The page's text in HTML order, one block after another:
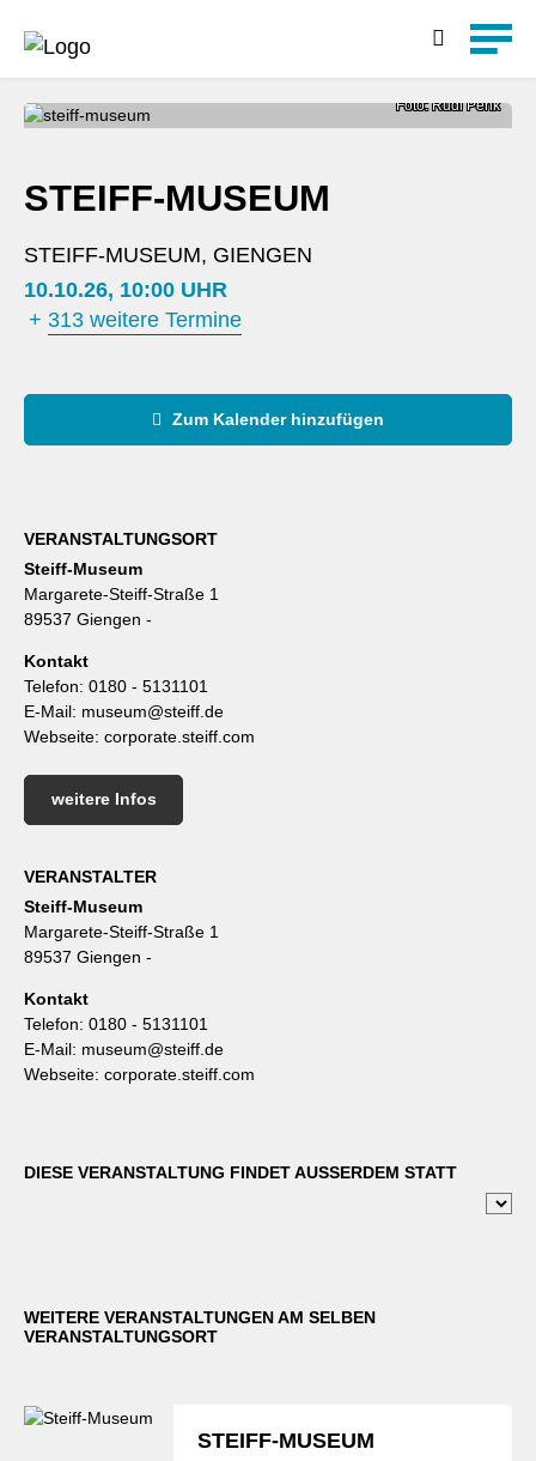
Foto: Rudi Penk
STEIFF-MUSEUM
STEIFF-MUSEUM, GIENGEN
10.10.26, 10:00 UHR
+ 313 weitere Termine
Zum Kalender hinzufügen
VERANSTALTUNGSORT
Steiff-Museum
Margarete-Steiff-Straße 1
89537 Giengen -
Kontakt
Telefon: 0180 - 5131101
E-Mail: museum@steiff.de
Webseite: corporate.steiff.com
VERANSTALTER
Steiff-Museum
Margarete-Steiff-Straße 1
89537 Giengen -
Kontakt
Telefon: 0180 - 5131101
E-Mail: museum@steiff.de
Webseite: corporate.steiff.com
weitere Infos
DIESE VERANSTALTUNG FINDET AUSSERDEM STATT
WEITERE VERANSTALTUNGEN AM SELBEN
VERANSTALTUNGSORT
STEIFF-MUSEUM